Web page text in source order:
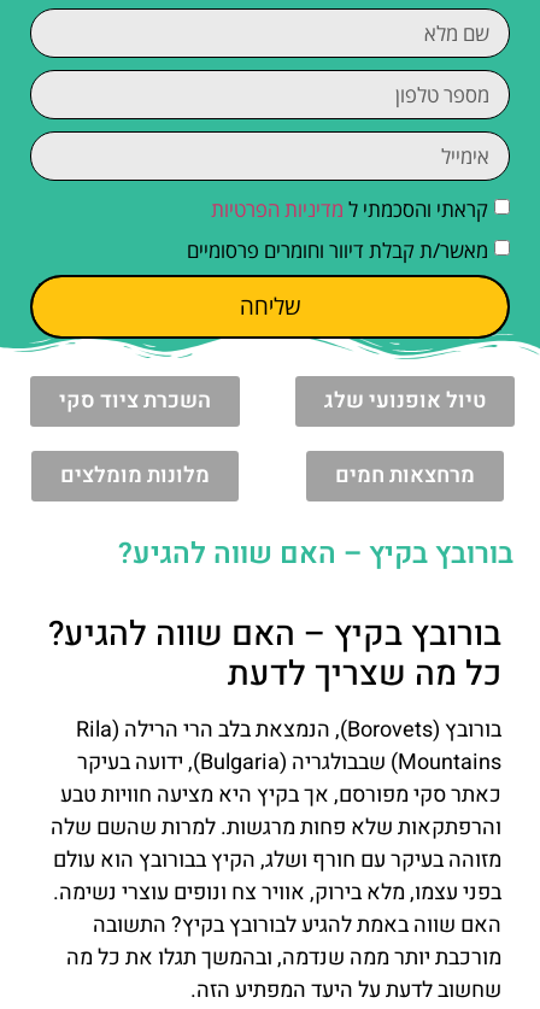
קראתי והסכמתי ל מדיניות הפרטיות
מאשר/ת קבלת דיוור וחומרים פרסומיים
שליחה
טיול אופנועי שלג השכרת ציוד סקי
מרחצאות חמים מלונות מומלצים
בורובץ בקיץ – האם שווה להגיע?
בורובץ בקיץ – האם שווה להגיע?
כל מה שצריך לדעת
בורובץ (Borovets), הנמצאת בלב הרי הרילה (Rila
Mountains) שבבולגריה (Bulgaria), ידועה בעיקר
כאתר סקי מפורסם, אך בקיץ היא מציעה חוויות טבע
והרפתקאות שלא פחות מרגשות. למרות שהשם שלה
מזוהה בעיקר עם חורף ושלג, הקיץ בבורובץ הוא עולם
בפני עצמו, מלא בירוק, אוויר צח ונופים עוצרי נשימה.
האם שווה באמת להגיע לבורובץ בקיץ? התשובה
מורכבת יותר ממה שנדמה, ובהמשך תגלו את כל מה
שחשוב לדעת על היעד המפתיע הזה.